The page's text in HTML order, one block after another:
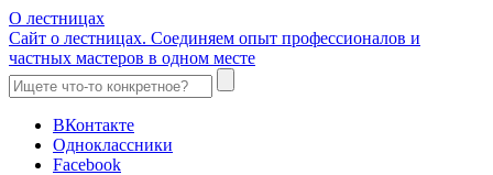
О лестницах
Сайт о лестницах. Соединяем опыт профессионалов и
частных мастеров в одном месте
ВКонтакте
Одноклассники
Facebook